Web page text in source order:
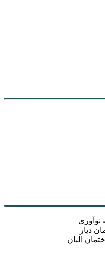
نوآوری
دیار
البان